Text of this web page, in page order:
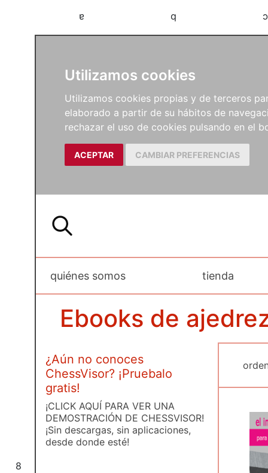
Utilizamos cookies
Utilizamos cookies propias y de terceros
elaborado a partir de su hábitos de
rechazar el uso de cookies pulsando en el
ACEPTAR CAMBIAR PREFERENCIAS
a b c
8
quiénes somos tienda
Ebooks de
¿Aún no conoces
ChessVisor? ¡Pruebalo
gratis!
¡CLICK AQUÍ PARA VER UNA
DEMOSTRACIÓN DE CHESSVISOR!
¡Sin descargas, sin aplicaciones,
desde donde esté!